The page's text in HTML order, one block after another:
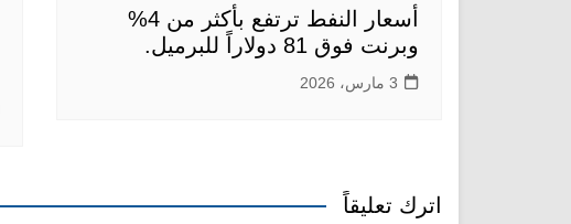
أسعار النفط ترتفع بأكثر من 4%
وبرنت فوق 81 دولاراً للبرميل.
3 مارس، 2026
اترك تعليقاً